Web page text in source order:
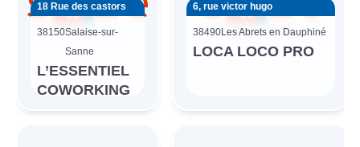
18 Rue des castors
38150Salaise-sur-
Sanne
L’ESSENTIEL
COWORKING
6, rue victor hugo
38490Les Abrets en Dauphiné
LOCA LOCO PRO